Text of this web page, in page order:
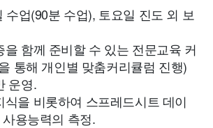
업(90분 수업), 토요일 진도 외 보
함께 준비할 수 있는 전문교육 커
통해 개인별 맞춤커리큘럼 진행)
운영.
을 비롯하여 스프레드시트 데이
용능력의 측정.